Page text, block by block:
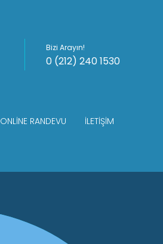
Bizi Arayın!
0 (212) 240 1530
ONLINE RANDEVU İLETIŞIM